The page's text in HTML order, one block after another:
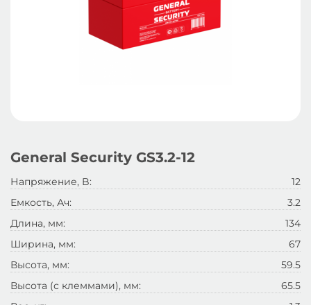
General Security GS3.2-12
Напряжение, B:
12
Емкость, Ач:
3.2
Длина, мм:
134
Ширина, мм:
67
Высота, мм:
59.5
Высота (с клеммами), мм:
65.5